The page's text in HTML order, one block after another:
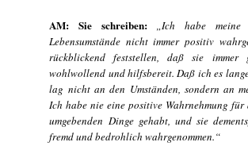
AM: Sie schreiben: „Ich habe
Lebensumstände nicht immer positiv
rückblickend feststellen, daß sie
wohlwollend und hilfsbereit. Daß ich es
lag nicht an den Umständen, sondern an
Ich habe nie eine positive Wahrnehmung
umgebenden Dinge gehabt, und sie
fremd und bedrohlich wahrgenommen.“